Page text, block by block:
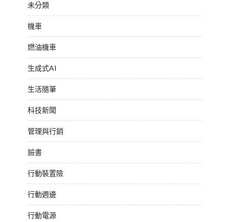
未分類
機車
燃油機車
生成式AI
生活隨筆
科技新聞
管理與行銷
臉書
行動裝置險
行動週邊
行動電源